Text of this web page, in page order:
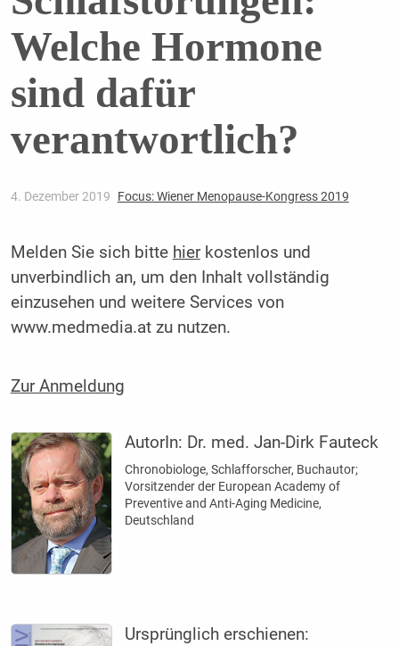
Welche Hormone
sind dafür
verantwortlich?
4. Dezember 2019 Focus: Wiener Menopause-Kongress 2019
Melden Sie sich bitte hierkostenlos und
unverbindlich an, um den Inhalt vollständig
einzusehen und weitere Services von
www.medmedia.at zu nutzen.
Zur Anmeldung
AutorIn: Dr. med. Jan-Dirk Fauteck
Chronobiologe, Schlafforscher, Buchautor;
Vorsitzender der ­European Academy of
Preventive and ­Anti-Aging Medicine,
Deutschland
Ursprünglich erschienen: